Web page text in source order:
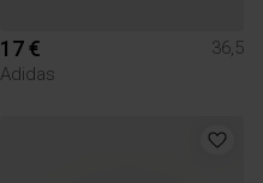
17 €
36,5
Adidas